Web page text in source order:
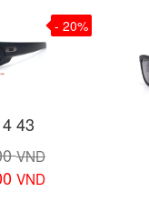
- 20%
43
VND
VND